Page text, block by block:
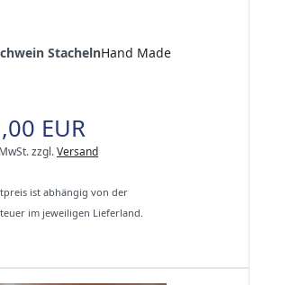
StachelnHand Made
EUR
zzgl.Versand
ist abhängig von der
im jeweiligen Lieferland.